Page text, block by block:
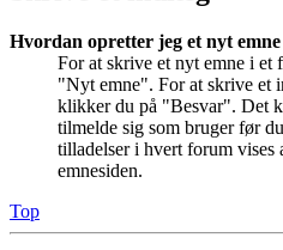
Hvordan opretter jeg et nyt
For at skrive et nyt emne i et
"Nyt emne". For at skrive et
klikker du på "Besvar". Det
tilmelde sig som bruger før
tilladelser i hvert forum
emnesiden.
Top